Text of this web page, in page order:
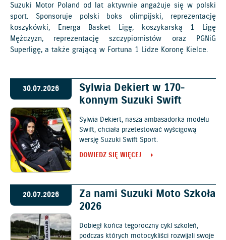
Suzuki Motor Poland od lat aktywnie angażuje się w polski
sport. Sponsoruje polski boks olimpijski, reprezentację
koszykówki, Energa Basket Ligę, koszykarską 1 Ligę
Mężczyzn, reprezentację szczypiornistów oraz PGNiG
Superligę, a także grającą w Fortuna 1 Lidze Koronę Kielce.
30.07.2026
Sylwia Dekiert w 170-
konnym Suzuki Swift
Sylwia Dekiert, nasza ambasadorka modelu
Swift, chciała przetestować wyścigową
wersję Suzuki Swift Sport.
DOWIEDZ SIĘ WIĘCEJ
20.07.2026
Za nami Suzuki Moto Szkoła
2026
Dobiegł końca tegoroczny cykl szkoleń,
podczas których motocykliści rozwijali swoje